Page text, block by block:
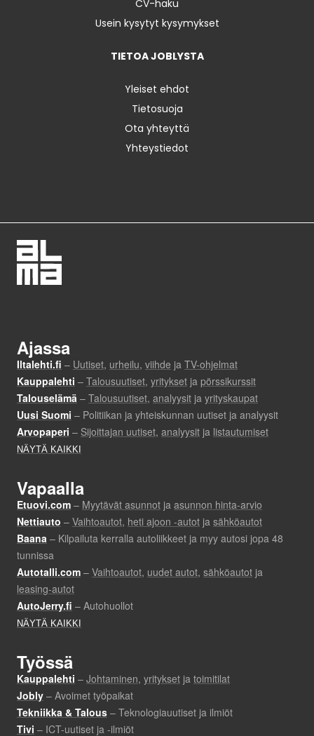
CV-haku
Usein kysytyt kysymykset
TIETOA JOBLYSTA
Yleiset ehdot
Tietosuoja
Ota yhteyttä
Yhteystiedot